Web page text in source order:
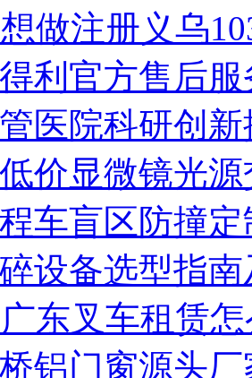
做注册义乌
利官方售后
医院科研创
价显微镜光
车盲区防撞
设备选型指
东叉车租赁
铝门窗源头